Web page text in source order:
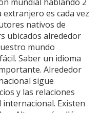
es cada vez
nativos de
ubicados alrededor
mundo
Saber un idioma
Alrededor
sigue
y las relaciones
Existen